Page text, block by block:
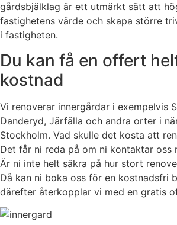
gårdsbjälklag är ett utmärkt sätt att
fastighetens värde och skapa större
i fastigheten.
Du kan få en offert
kostnad
Vi renoverar innergårdar i exempelvis
Danderyd, Järfälla och andra orter i
Stockholm. Vad skulle det kosta att
Det får ni reda på om ni kontaktar oss
Är ni inte helt säkra på hur stort
Då kan ni boka oss för en kostnadsfri
därefter återkopplar vi med en gratis